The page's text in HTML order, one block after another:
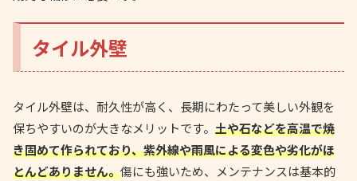
タイル外壁
タイル外壁は、耐久性が高く、長期にわたって美しい外観を
保ちやすいのが大きなメリットです。 土や石などを高温で焼
き固めて作られており、紫外線や雨風による変色や劣化がほ
とんどありません。傷にも強いため、メンテナンスは基本的